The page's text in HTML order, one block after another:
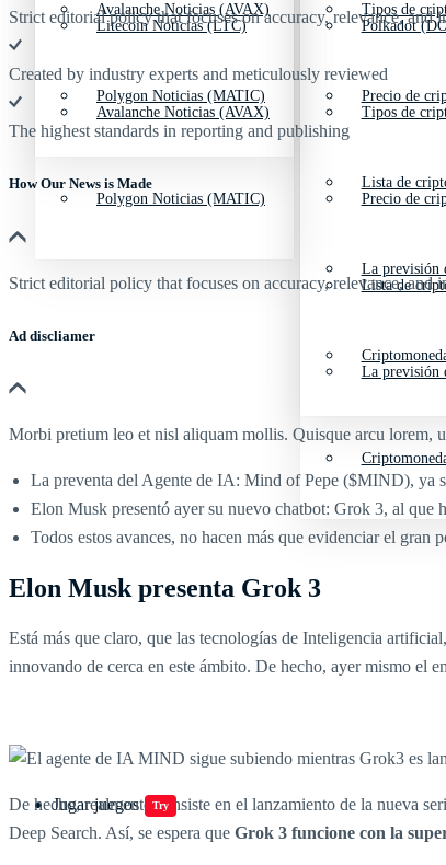
Avalanche Noticias (AVAX)
Polygon Noticias (MATIC)
Tipos de
Precio de
Lista de
La previsión
Jugar juegos Try
Litecoin Noticias (LTC)
Avalanche Noticias (AVAX)
Polygon Noticias (MATIC)
Polkadot
Tipos de
Precio de
Lista de
La previsión
Strict editorial policy that focuses on accuracy, relevance, and
Created by industry experts and meticulously reviewed
The highest standards in reporting and publishing
How Our News is Made
Strict editorial policy that focuses on accuracy, relevance, and
Ad discliamer
Morbi pretium leo et nisl aliquam mollis. Quisque arcu lorem,
La preventa del Agente de IA: Mind of Pepe ($MIND), ya
Elon Musk presentó ayer su nuevo chatbot: Grok 3, al que
Todos estos avances, no hacen más que evidenciar el
Elon Musk presenta Grok 3
Está más que claro, que las tecnologías de Inteligencia
innovando de cerca en este ámbito. De hecho, ayer mismo el
De hecho, realmente consiste en el lanzamiento de la nueva
Deep Search. Así, se espera que Grok 3 funcione con la